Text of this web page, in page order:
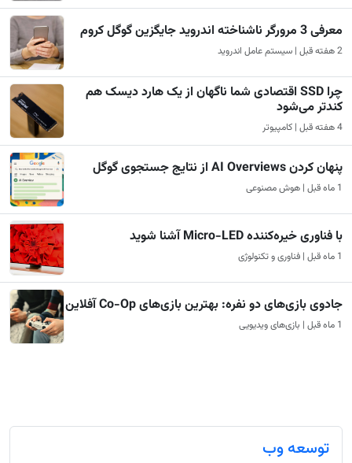
معرفی 3 مرورگر ناشناخته اندروید جایگزین گوگل کروم
2 هفته قبل | سیستم عامل اندروید
چرا SSD اقتصادی شما ناگهان از یک هارد دیسک هم
کندتر می‌شود
4 هفته قبل | کامپیوتر
پنهان کردن AI Overviews از نتایج جستجوی گوگل
1 ماه قبل | هوش مصنوعی
با فناوری خیره‌کننده Micro-LED آشنا شوید
1 ماه قبل | فناوری و تکنولوژی
جادوی بازی‌های دو نفره: بهترین بازی‌های Co-Op آفلاین
1 ماه قبل | بازی‌های ویدیویی
توسعه وب